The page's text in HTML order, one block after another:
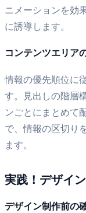
ニメーションを効
に誘導します。
コンテンツエリア
情報の優先順位に
す。見出しの階層
ンごとにまとめて
で、情報の区切り
ます。
実践！デザイ
デザイン制作前の